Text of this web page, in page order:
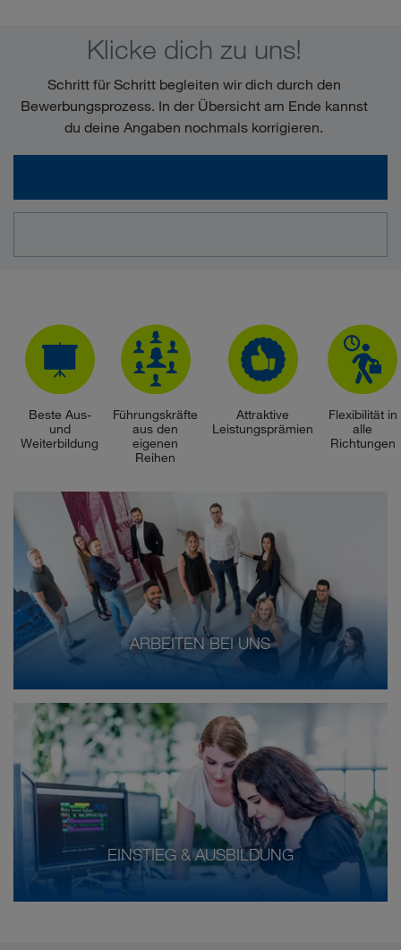
Klicke dich zu uns!
Schritt für Schritt begleiten wir dich durch den
Bewerbungsprozess. In der Übersicht am Ende kannst
du deine Angaben nochmals korrigieren.
Beste Aus-
und
Weiterbildung
Führungskräfte
aus den
eigenen
Reihen
Attraktive
Leistungsprämien
Flexibilität in
alle
Richtungen
ARBEITEN BEI UNS
EINSTIEG & AUSBILDUNG